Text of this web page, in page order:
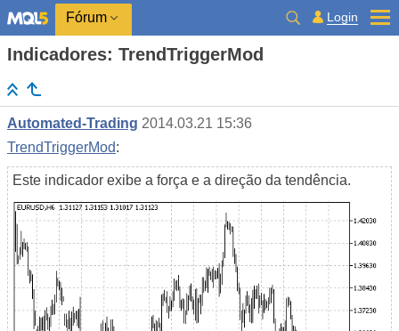
Fórum Login
Indicadores: TrendTriggerMod
Automated-Trading 2014.03.21 15:36
TrendTriggerMod:
Este indicador exibe a força e a direção da tendência.